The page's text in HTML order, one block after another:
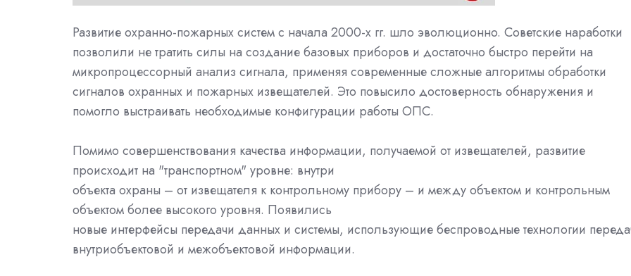
Развитие охранно-пожарных систем с начала 2000-х гг. шло эволюционно. Советские наработки
позволили не тратить силы на создание базовых приборов и достаточно быстро перейти на
микропроцессорный анализ сигнала, применяя современные сложные алгоритмы обработки
сигналов охранных и пожарных извещателей. Это повысило достоверность обнаружения и
помогло выстраивать необходимые конфигурации работы ОПС.
Помимо совершенствования качества информации, получаемой от извещателей, развитие
происходит на "транспортном" уровне: внутри
объекта охраны – от извещателя к контрольному прибору – и между объектом и контрольным
объектом более высокого уровня. Появились
новые интерфейсы передачи данных и системы, использующие беспроводные технологии
внутриобъектовой и межобъектовой информации.